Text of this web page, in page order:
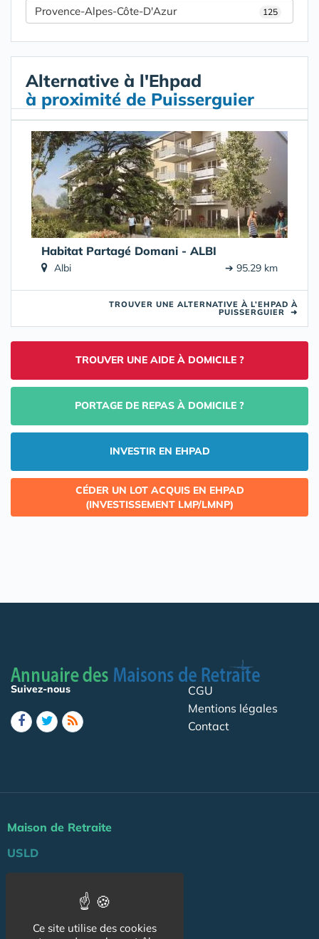
Provence-Alpes-Côte-D'Azur 125
Alternative à l'Ehpad
à proximité de Puisserguier
Habitat Partagé Domani - ALBI
Albi ➔ 95.29 km
TROUVER UNE ALTERNATIVE À L’EHPAD À
PUISSERGUIER ➜
TROUVER UNE AIDE À DOMICILE ?
PORTAGE DE REPAS À DOMICILE ?
INVESTIR EN EHPAD
CÉDER UN LOT ACQUIS EN EHPAD
(INVESTISSEMENT LMP/LMNP)
Suivez-nous
CGU
Mentions légales
Contact
Maison de Retraite
USLD
Professionnels
Ce site utilise des cookies